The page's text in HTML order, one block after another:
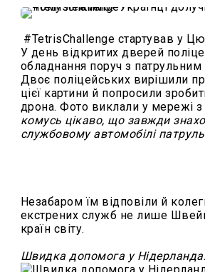
#TetrisChallenge стартував у
У день відкритих дверей
обладнання поруч з патрульним
Двоє поліцейських вирішили
цієї картини й попросили
дрона. Фото виклали у мережі
комусь цікаво, що завжди
службовому автомобілі
Незабаром їм відповіли й
екстрених служб не лише
країн світу.
Швидка допомога у